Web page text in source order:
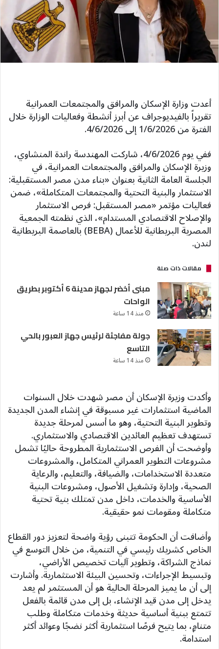
أعدت وزارة الإسكان والمرافق والمجتمعات العمرانية
تقريراً بالفيديوجراف عن أبرز أنشطة وفعاليات الوزارة خلال
الفترة من 1/6/2026 إلى 4/6/2026.
ففي يوم 4/6/2026، شاركت المهندسة راندة المنشاوي،
وزيرة الإسكان والمرافق والمجتمعات العمرانية، في
الجلسة العامة الثانية بعنوان «بناء مدن مصر المستقبلية:
الاستثمار والبنية التحتية والمجتمعات المتكاملة»، ضمن
فعاليات مؤتمر «مصر المستقبل: فرص الاستثمار
والإصلاح الاقتصادي المستدام»، الذي نظمته الجمعية
المصرية البريطانية للأعمال (BEBA) بالعاصمة البريطانية
لندن.
مقالات ذات صلة
مبنى أخضر لجهاز مدينة 6 أكتوبر بطريق
الواحات
منذ 14 ساعة
جولة مفاجئة لرئيس جهاز العبور بالحي
التاسع
منذ 14 ساعة
وأكدت وزيرة الإسكان أن مصر شهدت خلال السنوات
الماضية استثمارات غير مسبوقة في إنشاء المدن الجديدة
وتطوير البنية التحتية، وهو ما أسس لمرحلة جديدة
تستهدف تعظيم العائدين الاقتصادي والاستثماري.
وأوضحت أن الفرص الاستثمارية المطروحة حاليًا تشمل
مشروعات التطوير العمراني المتكامل، والمشروعات
متعددة الاستخدامات، والضيافة، والتعليم، والرعاية
الصحية، وإدارة وتشغيل الأصول، ومشروعات البنية
الأساسية والخدمات، داخل مدن تمتلك بنية تحتية
متكاملة ومقومات نمو حقيقية.
وأضافت أن الحكومة تتبنى رؤية واضحة لتعزيز دور القطاع
الخاص كشريك رئيسي في التنمية، من خلال التوسع في
نماذج الشراكة، وتطوير آليات تخصيص الأراضي،
وتبسيط الإجراءات، وتحسين البيئة الاستثمارية. وأشارت
إلى أن ما يميز المرحلة الحالية هو أن المستثمر لم يعد
يدخل إلى مدن قيد الإنشاء، بل إلى مدن قائمة بالفعل
تتمتع ببنية أساسية حديثة وخدمات متكاملة وطلب
متنامٍ، بما يتيح فرصًا استثمارية أكثر نضجًا وعوائد أكثر
استدامة.